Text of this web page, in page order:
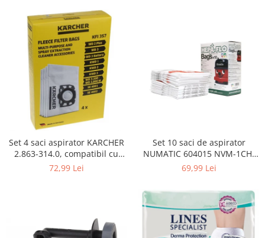
Decoratiuni
Gradinarit
Hobby-uri creative
Iluminat & Electrice
Jaluzele
Kit-uri automatizari porti si usi
Mobila dormitor
Mobila gradina & terasa
Mobila Living & Dining
Organizare si depozitare
Scule electrice si unelte
Silicon, spume si solutii tehnice
Set 4 saci aspirator KARCHER
2.863-314.0, compatibil cu
WD, KWD, SE
72,99 Lei
Set 10 saci de aspirator
NUMATIC 604015 NVM-1CH,
9L
69,99 Lei